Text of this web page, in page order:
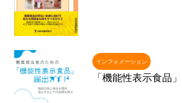
インフォメーション
「機能性表示食